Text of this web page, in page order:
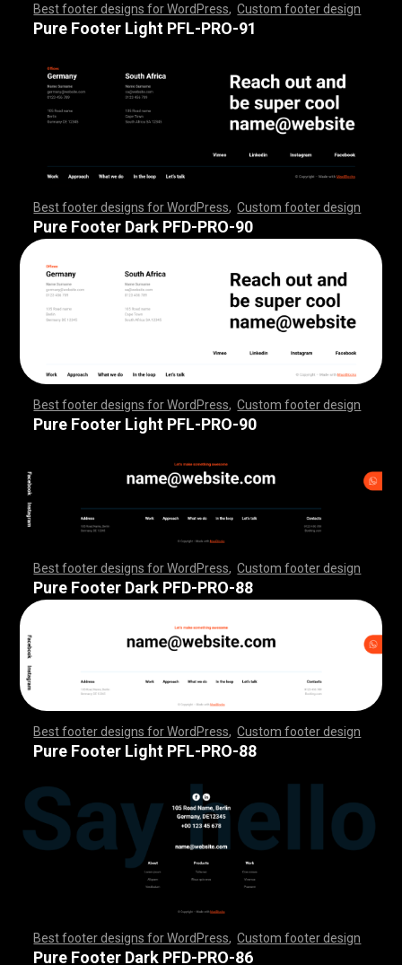
Best footer designs for WordPress ,Custom footer design
,,,,,,,,,,,,,,,,,,,,,,,,,,,,,,,,,,,,, ,,,,,,,,,,,,,,,,,,,,,,,,
,,,,,,,,,,,,,,,,,,,,,,,,,,,,,,,,,,,,, ,,,,,,,,,,,,,,,,,,,,,,,,
,,,,,,,,
Pure Footer Light PFL-PRO-91
Best footer designs for WordPress ,Custom footer design
,,,,,,,,,,,,,,,,,,,,,,,,,,,,,,,,,,,,, ,,,,,,,,,,,,,,,,,,,,,,,,
,,,,,,,,,,,,,,,,,,,,,,,,,,,,,,,,,,,,, ,,,,,,,,,,,,,,,,,,,,,,,,
,,,,,,,,
Pure Footer Dark PFD-PRO-90
Best footer designs for WordPress ,Custom footer design
,,,,,,,,,,,,,,,,,,,,,,,,,,,,,,,,,,,,, ,,,,,,,,,,,,,,,,,,,,,,,,
,,,,,,,,,,,,,,,,,,,,,,,,,,,,,,,,,,,,, ,,,,,,,,,,,,,,,,,,,,,,,,
,,,,,,,,
Pure Footer Light PFL-PRO-90
Best footer designs for WordPress ,Custom footer design
,,,,,,,,,,,,,,,,,,,,,,,,,,,,,,,,,,,,, ,,,,,,,,,,,,,,,,,,,,,,,,
,,,,,,,,,,,,,,,,,,,,,,,,,,,,,,,,,,,,, ,,,,,,,,,,,,,,,,,,,,,,,,
,,,,,,,,
Pure Footer Dark PFD-PRO-88
Best footer designs for WordPress ,Custom footer design
,,,,,,,,,,,,,,,,,,,,,,,,,,,,,,,,,,,,, ,,,,,,,,,,,,,,,,,,,,,,,,
,,,,,,,,,,,,,,,,,,,,,,,,,,,,,,,,,,,,, ,,,,,,,,,,,,,,,,,,,,,,,,
,,,,,,,,
Pure Footer Light PFL-PRO-88
Best footer designs for WordPress ,Custom footer design
,,,,,,,,,,,,,,,,,,,,,,,,,,,,,,,,,,,,, ,,,,,,,,,,,,,,,,,,,,,,,,
,,,,,,,,,,,,,,,,,,,,,,,,,,,,,,,,,,,,, ,,,,,,,,,,,,,,,,,,,,,,,,
,,,,,,,,
Pure Footer Dark PFD-PRO-86